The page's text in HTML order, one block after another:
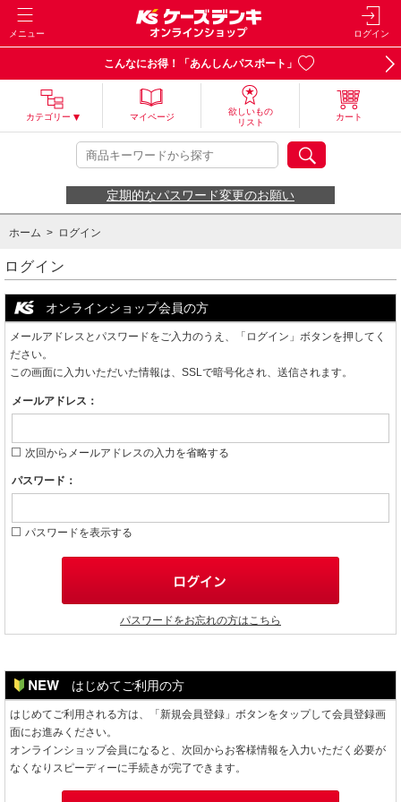
メニュー ログイン
こんなにお得！「あんしんパスポート」
カテゴリー マイページ
欲しいもの
リスト
カート
定期的なパスワード変更のお願い
ホーム > ログイン
ログイン
オンラインショップ会員の方
メールアドレスとパスワードをご入力のうえ、「ログイン」ボタンを押してく
ださい。
この画面に入力いただいた情報は、SSLで暗号化され、送信されます。
メールアドレス：
次回からメールアドレスの入力を省略する
パスワード：
パスワードを表示する
パスワードをお忘れの方はこちら
はじめてご利用の方
はじめてご利用される方は、「新規会員登録」ボタンをタップして会員登録画
面にお進みください。
オンラインショップ会員になると、次回からお客様情報を入力いただく必要が
なくなりスピーディーに手続きが完了できます。